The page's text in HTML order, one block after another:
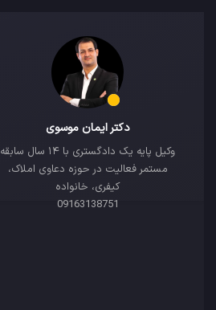
دکتر ایمان موسوی
وکیل پایه یک دادگستری با ۱۴ سال سابقه
مستمر فعالیت در حوزه دعاوی املاک،
کیفری، خانواده
09163138751